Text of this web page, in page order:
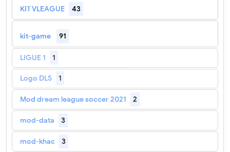
KIT VLEAGUE 43
kit-game 91
LIGUE 1 1
Logo DLS 1
Mod dream league soccer 2021 2
mod-data 3
mod-khac 3